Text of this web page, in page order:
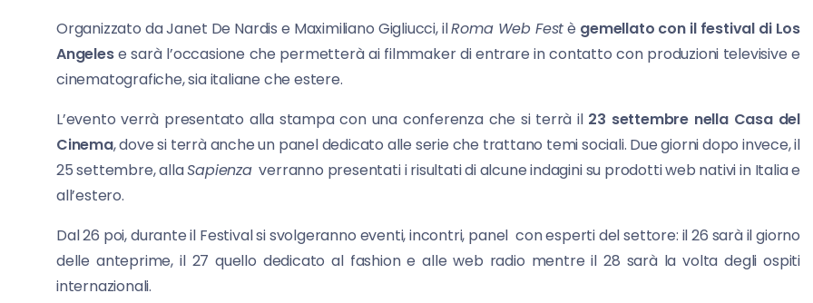
Organizzato da Janet De Nardis e Maximiliano Gigliucci, ilRoma Web Festè gemellato con il festival di Los
Angelese sarà l’occasione che permetterà ai filmmaker di entrare in contatto con produzioni televisive e
cinematografiche, sia italiane che estere.
L’evento verrà presentato alla stampa con una conferenza che si terrà il23 settembre nella Casa del
Cinema, dove si terrà anche un panel dedicato alle serie che trattano temi sociali. Due giorni dopo invece, il
25 settembre, allaSapienzaverranno presentati i risultati di alcune indagini su prodotti web nativi in Italia e
all’estero.
Dal 26 poi, durante il Festival si svolgeranno eventi, incontri, panel con esperti del settore: il 26 sarà il giorno
delle anteprime, il 27 quello dedicato al fashion e alle web radio mentre il 28 sarà la volta degli ospiti
internazionali.